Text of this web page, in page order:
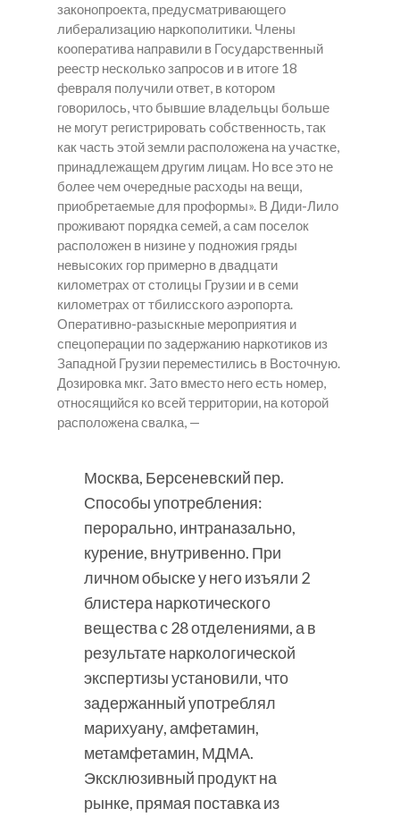
законопроекта, предусматривающего
либерализацию наркополитики. Члены
кооператива направили в Государственный
реестр несколько запросов и в итоге 18
февраля получили ответ, в котором
говорилось, что бывшие владельцы больше
не могут регистрировать собственность, так
как часть этой земли расположена на участке,
принадлежащем другим лицам. Но все это не
более чем очередные расходы на вещи,
приобретаемые для проформы». В Диди-Лило
проживают порядка семей, а сам поселок
расположен в низине у подножия гряды
невысоких гор примерно в двадцати
километрах от столицы Грузии и в семи
километрах от тбилисского аэропорта.
Оперативно-разыскные мероприятия и
спецоперации по задержанию наркотиков из
Западной Грузии переместились в Восточную.
Дозировка мкг. Зато вместо него есть номер,
относящийся ко всей территории, на которой
расположена свалка, —
Москва, Берсеневский пер.
Способы употребления:
перорально, интраназально,
курение, внутривенно. При
личном обыске у него изъяли 2
блистера наркотического
вещества с 28 отделениями, а в
результате наркологической
экспертизы установили, что
задержанный употреблял
марихуану, амфетамин,
метамфетамин, МДМА.
Эксклюзивный продукт на
рынке, прямая поставка из